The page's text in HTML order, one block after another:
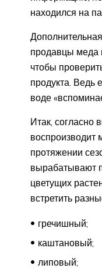
находился на
продавцы меда
чтобы
продукта. Ведь
воде
Итак, согласно
воспроизводит
протяжении
вырабатывают
цветущих
встретить
гречишный;
каштановый;
липовый;